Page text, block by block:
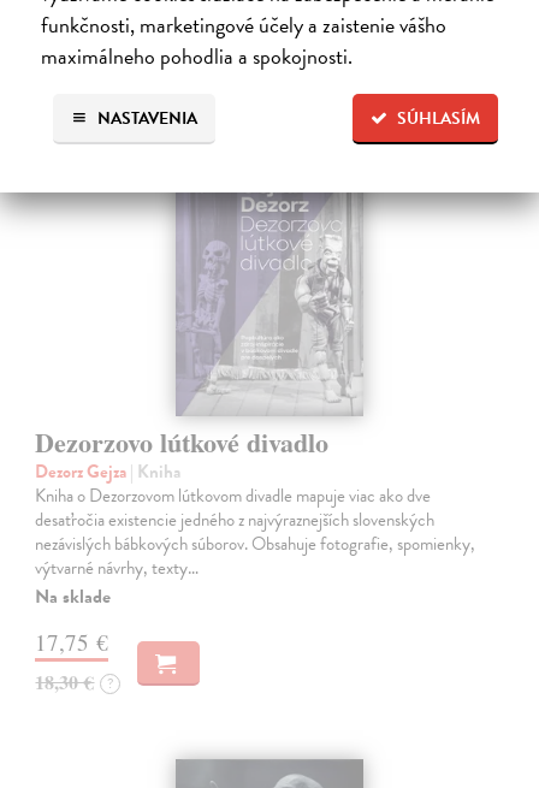
funkčnosti, marketingové účely a zaistenie vášho
maximálneho pohodlia a spokojnosti.
SÚHLASÍM
NASTAVENIA
Ďalšie z kategórie divadlo a
tanec, divadelná veda
Dezorzovo lútkové divadlo
Dezorz Gejza| Kniha
Kniha o Dezorzovom lútkovom divadle mapuje viac ako dve
desaťročia existencie jedného z najvýraznejších slovenských
nezávislých bábkových súborov. Obsahuje fotografie, spomienky,
výtvarné návrhy, texty…
Na sklade
17,75 €
18,30 € ?